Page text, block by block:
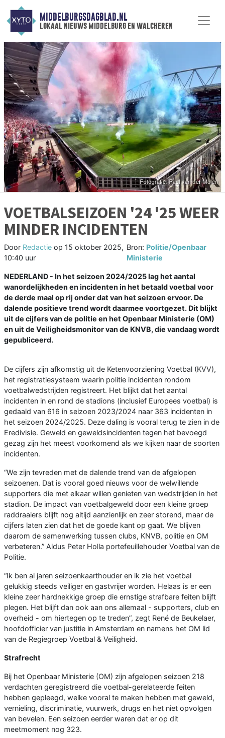
MIDDELBURGSDAGBLAD.NL
lokaal nieuws middelburg en walcheren
VOETBALSEIZOEN '24 '25 WEER
MINDER INCIDENTEN
Door Redactie op 15 oktober 2025,
10:40 uur
Bron: Politie/Openbaar
Ministerie
NEDERLAND - In het seizoen 2024/2025 lag het aantal
wanordelijkheden en incidenten in het betaald voetbal voor
de derde maal op rij onder dat van het seizoen ervoor. De
dalende positieve trend wordt daarmee voortgezet. Dit blijkt
uit de cijfers van de politie en het Openbaar Ministerie (OM)
en uit de Veiligheidsmonitor van de KNVB, die vandaag wordt
gepubliceerd.
De cijfers zijn afkomstig uit de Ketenvoorziening Voetbal (KVV),
het registratiesysteem waarin politie incidenten rondom
voetbalwedstrijden registreert. Het blijkt dat het aantal
incidenten in en rond de stadions (inclusief Europees voetbal) is
gedaald van 616 in seizoen 2023/2024 naar 363 incidenten in
het seizoen 2024/2025. Deze daling is vooral terug te zien in de
Eredivisie. Geweld en geweldsincidenten tegen het bevoegd
gezag zijn het meest voorkomend als we kijken naar de soorten
incidenten.
“We zijn tevreden met de dalende trend van de afgelopen
seizoenen. Dat is vooral goed nieuws voor de welwillende
supporters die met elkaar willen genieten van wedstrijden in het
stadion. De impact van voetbalgeweld door een kleine groep
raddraaiers blijft nog altijd aanzienlijk en zeer storend, maar de
cijfers laten zien dat het de goede kant op gaat. We blijven
daarom de samenwerking tussen clubs, KNVB, politie en OM
verbeteren.” Aldus Peter Holla portefeuillehouder Voetbal van de
Politie.
“Ik ben al jaren seizoenkaarthouder en ik zie het voetbal
gelukkig steeds veiliger en gastvrijer worden. Helaas is er een
kleine zeer hardnekkige groep die ernstige strafbare feiten blijft
plegen. Het blijft dan ook aan ons allemaal - supporters, club en
overheid - om hiertegen op te treden”, zegt René de Beukelaer,
hoofdofficier van justitie in Amsterdam en namens het OM lid
van de Regiegroep Voetbal & Veiligheid.
Strafrecht
Bij het Openbaar Ministerie (OM) zijn afgelopen seizoen 218
verdachten geregistreerd die voetbal-gerelateerde feiten
hebben gepleegd, welke vooral te maken hebben met geweld,
vernieling, discriminatie, vuurwerk, drugs en het niet opvolgen
van bevelen. Een seizoen eerder waren dat er op dit
meetmoment nog 323.